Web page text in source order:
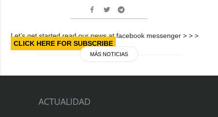
Let’s get started read our news at facebook messenger > > >
CLICK HERE FOR SUBSCRIBE
MÁS NOTICIAS
ACTUALIDAD